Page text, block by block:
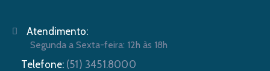
Atendimento:
Segunda a Sexta-feira: 12h às 18h
Telefone: (51) 3451.8000